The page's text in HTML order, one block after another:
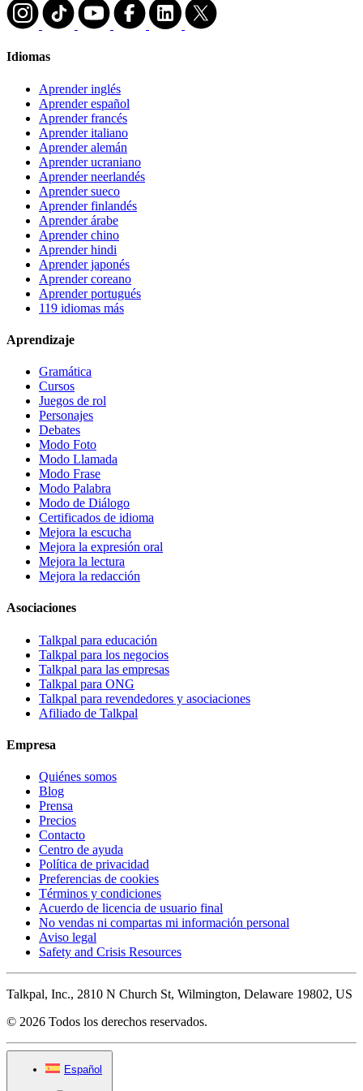
Idiomas
Aprender inglés
Aprender español
Aprender francés
Aprender italiano
Aprender alemán
Aprender ucraniano
Aprender neerlandés
Aprender sueco
Aprender finlandés
Aprender árabe
Aprender chino
Aprender hindi
Aprender japonés
Aprender coreano
Aprender portugués
119 idiomas más
Aprendizaje
Gramática
Cursos
Juegos de rol
Personajes
Debates
Modo Foto
Modo Llamada
Modo Frase
Modo Palabra
Modo de Diálogo
Certificados de idioma
Mejora la escucha
Mejora la expresión oral
Mejora la lectura
Mejora la redacción
Asociaciones
Talkpal para educación
Talkpal para los negocios
Talkpal para las empresas
Talkpal para ONG
Talkpal para revendedores y asociaciones
Afiliado de Talkpal
Empresa
Quiénes somos
Blog
Prensa
Precios
Contacto
Centro de ayuda
Política de privacidad
Preferencias de cookies
Términos y condiciones
Acuerdo de licencia de usuario final
No vendas ni compartas mi información personal
Aviso legal
Safety and Crisis Resources
Talkpal, Inc., 2810 N Church St, Wilmington, Delaware 19802, US
© 2026 Todos los derechos reservados.
Español